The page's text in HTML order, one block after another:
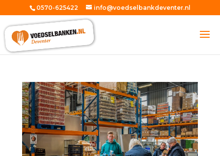
0570-625422 info@voedselbankdeventer.nl